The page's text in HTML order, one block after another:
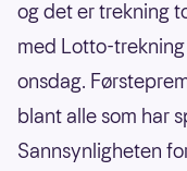
og det er trekning
med Lotto-
onsdag.
blant alle som har
Sannsynligheten